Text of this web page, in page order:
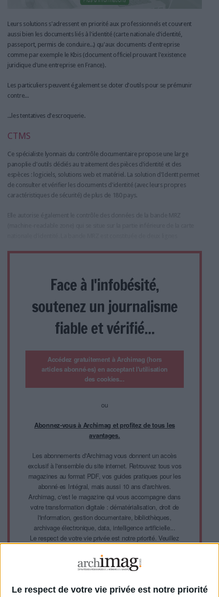
Le respect de votre vie privée est notre priorité
Leurs solutions s'adressent en priorité aux professionnels et couvrent
aussi bien les documents liés à l'identité (carte nationale d'identité,
passeport, permis de conduire...) qu'aux documents d'entreprise
comme par exemple le Kbis (document officiel prouvant l'existence
juridique d'une entreprise en France).
Les particuliers peuvent également se doter d'outils pour se prémunir
contre...
...les tentatives d'escroquerie.
CTMS
​Ce spécialiste lyonnais du contrôle documentaire propose une large
panoplie d'outils dédiés au traitement des pièces d'identité et des
espèces : logiciels, solutions web et matériel. La solution d'Identt permet
de consulter et vérifier les documents d'identité (avec leurs propres
caractéristiques de sécurité) de plus de 180 pays.
Elle autorise également le contrôle des données de la bande MRZ
Face à l'infobésité,
soutenez un journalisme
fiable et vérifié...
Accédez gratuitement à Archimag (hors
articles abonné·es) en acceptant l'utilisation
des cookies...
ou
Abonnez-vous à Archimag et profitez de tous les
avantages.
Les abonnements d'Archimag vous donnent un accès
exclusif à l'ensemble du site internet. Retrouvez tous vos
magazines au format PDF, vos guides pratiques pour les
abonné·es Intégral, mais aussi 10 ans d'archives.
Archimag, c'est le magazine qui vous accompagne dans
votre transformation digitale : dématérialisation, droit de
l'information, gestion documentaire, bibliothèques,
archivage électronique, data, intelligence artificielle...
Le respect de votre vie privée est notre priorité. Veuillez
personnelles peuvent ne pas nécessiter votre
consentement. Vos préférences ne s'appliqueront qu'à ce
abonnant sur ce site web ou en consultant notre politique